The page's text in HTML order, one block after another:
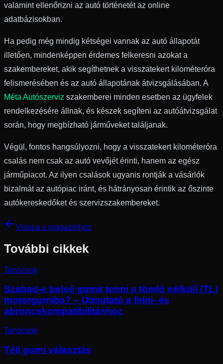
valamint ellenőrizni az autó történetét az online
adatbázisokban.
Ha pedig még mindig kétségei vannak az autó állapotát
illetően, mindenképpen érdemes felkeresni azokat a
szakembereket, akik segíthetnek a visszatekert kilométeróra
felismerésében és az autó állapotának átvizsgálásában. A
Méta Autószerviz szakemberei minden esetben az ügyfelek
rendelkezésére állnak, és készek segíteni az autóátvizsgálat
során, hogy megbízható járműveket találjanak.
Végül, fontos hangsúlyozni, hogy a visszatekert kilométeróra
csalás nem csak az autó vevőjét érinti, hanem az egész
járműpiacot. Az ilyen csalások ugyanis rontják a vásárlók
bizalmát az autópiac iránt, és hátrányosan érintik az őszinte
autókereskedőket és szervizszakembereket.
Vissza a magazinhoz
További cikkek
Tanácsok
Szabad-e belső gumit tenni a tömlő nélküli (TL)
motorgumiba? – Útmutató a felni- és
abroncskompatibilitáshoz
Tanácsok
Téli gumi választás